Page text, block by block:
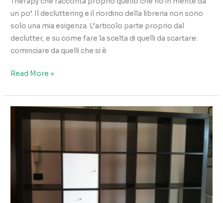
un po’. Il decluttering e il riordino della libreria non sono
solo una mia esigenza. L’articolo parte proprio dal
declutter, e su come fare la scelta di quelli da scartare:
cominciare da quelli che si è
Riorganizzazione
libreria
Read More »